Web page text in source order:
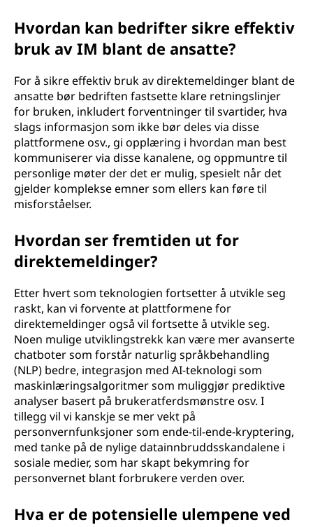
Hvordan kan bedrifter sikre effektiv
bruk av IM blant de ansatte?
For å sikre effektiv bruk av direktemeldinger blant de
ansatte bør bedriften fastsette klare retningslinjer
for bruken, inkludert forventninger til svartider, hva
slags informasjon som ikke bør deles via disse
plattformene osv., gi opplæring i hvordan man best
kommuniserer via disse kanalene, og oppmuntre til
personlige møter der det er mulig, spesielt når det
gjelder komplekse emner som ellers kan føre til
misforståelser.
Hvordan ser fremtiden ut for
direktemeldinger?
Etter hvert som teknologien fortsetter å utvikle seg
raskt, kan vi forvente at plattformene for
direktemeldinger også vil fortsette å utvikle seg.
Noen mulige utviklingstrekk kan være mer avanserte
chatboter som forstår naturlig språkbehandling
(NLP) bedre, integrasjon med AI-teknologi som
maskinlæringsalgoritmer som muliggjør prediktive
analyser basert på brukeratferdsmønstre osv. I
tillegg vil vi kanskje se mer vekt på
personvernfunksjoner som ende-til-ende-kryptering,
med tanke på de nylige datainnbruddsskandalene i
sosiale medier, som har skapt bekymring for
personvernet blant forbrukere verden over.
Hva er de potensielle ulempene ved